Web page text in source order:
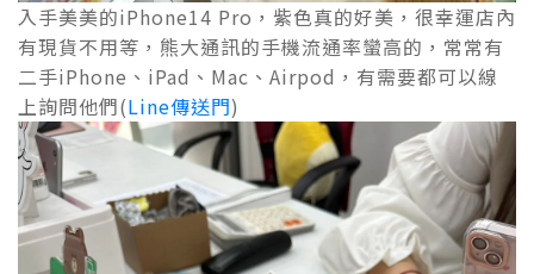
入手美美的iPhone14 Pro，紫色真的好美，很幸運店內
有現貨不用等，熊大通訊的手機流通率蠻高的，常常有
二手iPhone、iPad、Mac、Airpod，有需要都可以線
上詢問他們(Line傳送門)